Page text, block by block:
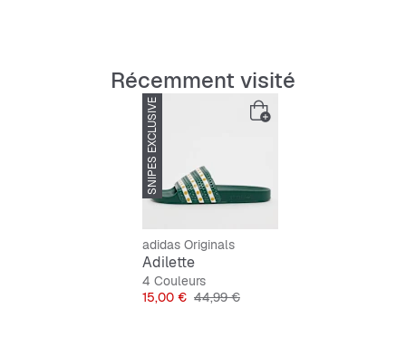
décontracté en ville, ces claquettes allient confort et
Coupe régulière
Slip-On
Récemment visité
SNIPES EXCLUSIVE
adidas Originals
Adilette
4 Couleurs
Prix
15,00 € Prix original
44,99 €